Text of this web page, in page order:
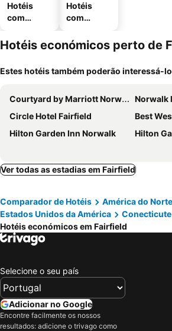
Hotéis
com
Hotéis
com
mento
Hotéis económicos perto de
Estes hotéis também poderão interessá-
Courtyard by Marriott Norwalk
Norwalk
Circle Hotel Fairfield
Best
Hilton Garden Inn Norwalk
Hilton
Ver todas as estadias em Fairfield
Comparador de Hotéis
América do Norte
Estados Unidos da América
Conecticute
Hotéis económicos em Fairfield
Selecione o seu país
Adicionar no Google
Encontre facilmente os nossos
resultados: adicione o trivago como